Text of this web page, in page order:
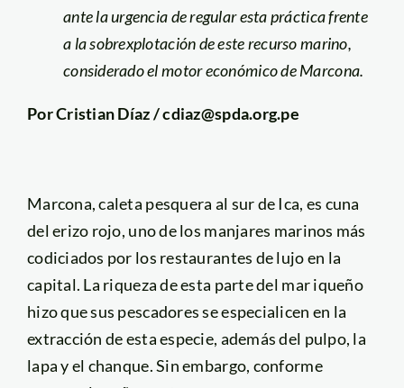
ante la urgencia de regular esta práctica frente
a la sobrexplotación de este recurso marino,
considerado el motor económico de Marcona.
Por Cristian Díaz / cdiaz@spda.org.pe
Marcona, caleta pesquera al sur de Ica, es cuna
del erizo rojo, uno de los manjares marinos más
codiciados por los restaurantes de lujo en la
capital. La riqueza de esta parte del mar iqueño
hizo que sus pescadores se especialicen en la
extracción de esta especie, además del pulpo, la
lapa y el chanque. Sin embargo, conforme